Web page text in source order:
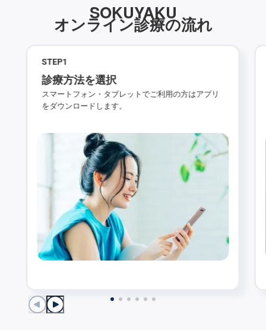
SOKUYAKU
オンライン診療の流れ
STEP1
診療方法を選択
スマートフォン・タブレットでご利用の方はアプリ
をダウンロードします。